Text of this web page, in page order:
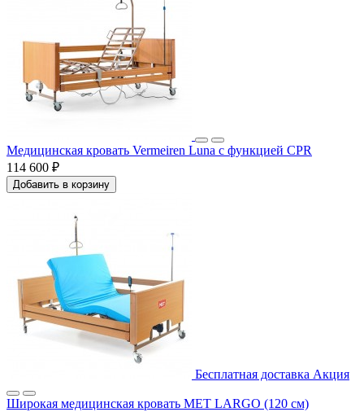
Медицинская кровать Vermeiren Luna с функцией CPR
114 600 ₽
Добавить в корзину
Бесплатная доставка Акция
Широкая медицинская кровать MET LARGO (120 см)